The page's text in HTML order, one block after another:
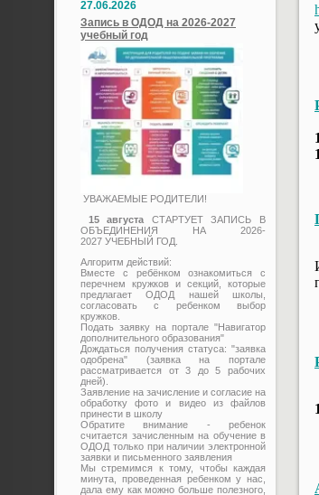
27.06.2026
Запись в ОДОД на 2026-2027
учебный год
УВАЖАЕМЫЕ РОДИТЕЛИ!
15 августа СТАРТУЕТ ЗАПИСЬ В
ОБЪЕДИНЕНИЯ НА 2026-
2027 УЧЕБНЫЙ ГОД.
Алгоритм действий:
Вместе с ребёнком ознакомиться с
перечнем кружков и секций, которые
предлагает ОДОД нашей школы,
согласовать с ребенком выбор
кружков.
Подать заявку на портале "Навигатор
дополнительного образования"
Дождаться получения статуса: "заявка
одобрена" (заявка на портале
рассматривается от 3 до 5 рабочих
дней).
Заявление на зачисление и согласие на
обработку фото и видео из файлов
принести в школу
Обратите внимание - ребенок
считается зачисленным на обучение в
ОДОД только при наличии электронной
заявки и письменного заявления
Мы стремимся к тому, чтобы каждая
минута, проведенная ребенком у нас,
дала ему как можно больше полезного,